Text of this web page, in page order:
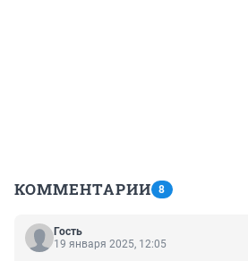
КОММЕНТАРИИ 8
Гость
19 января 2025, 12:05